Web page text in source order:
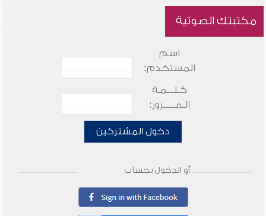
مكتبتك الصوتية
اسم
المستخدم:
كـلـــمـة
الـمـــــرور:
دخول المشتركين
أو الدخول بحساب